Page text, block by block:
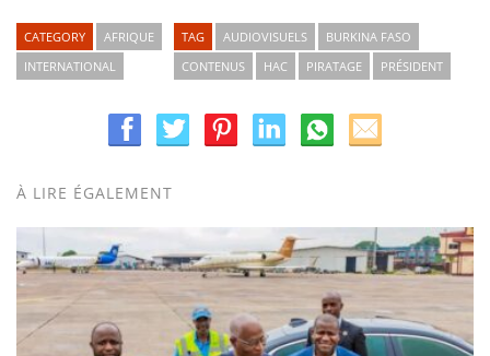
CATEGORY
AFRIQUE
INTERNATIONAL
TAG AUDIOVISUELS
BURKINA FASO
CONTENUS
HAC PIRATAGE PRÉSIDENT
À LIRE ÉGALEMENT